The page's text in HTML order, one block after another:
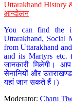
Uttarakhand History
आन्दोलन
You can find the
Uttarakhand, Social
from Uttarakhand
and its Martyrs etc.
जानकारी मिलेगी।
सेनानियों और
यहां जान सकते हैं।)
Moderator: Charu